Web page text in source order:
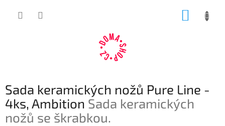
Sada keramických nožů Pure Line -
4ks, Ambition Sada keramických
nožů se škrabkou.